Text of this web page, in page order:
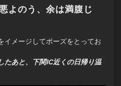
よのう、余は満腹じ
イメージしてポーズをとってお
たあと、下関IC近くの日帰り温